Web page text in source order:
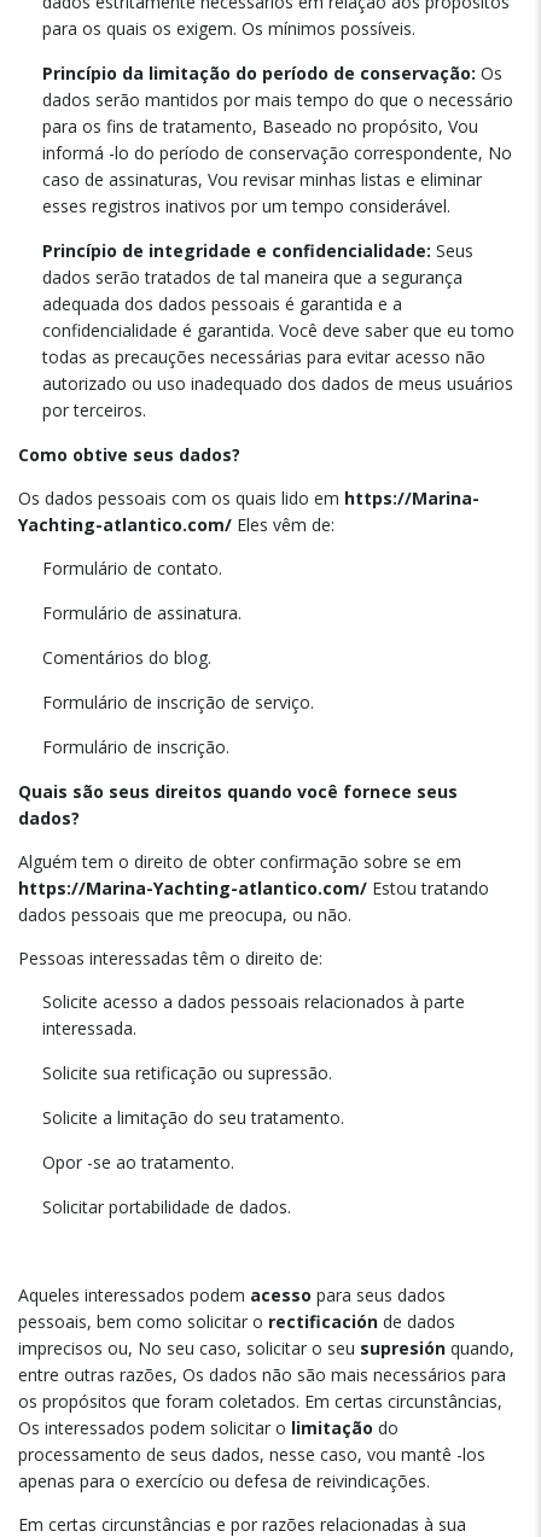
para os quais os exigem. Os mínimos possíveis.
Princípio da limitação do período de conservação: Os
dados serão mantidos por mais tempo do que o necessário
para os fins de tratamento, Baseado no propósito, Vou
informá -lo do período de conservação correspondente, No
caso de assinaturas, Vou revisar minhas listas e eliminar
esses registros inativos por um tempo considerável.
Princípio de integridade e confidencialidade: Seus
dados serão tratados de tal maneira que a segurança
adequada dos dados pessoais é garantida e a
confidencialidade é garantida. Você deve saber que eu tomo
todas as precauções necessárias para evitar acesso não
autorizado ou uso inadequado dos dados de meus usuários
por terceiros.
Como obtive seus dados?
Os dados pessoais com os quais lido em https://Marina-
Yachting-atlantico.com/ Eles vêm de:
Formulário de contato.
Formulário de assinatura.
Comentários do blog.
Formulário de inscrição de serviço.
Formulário de inscrição.
Quais são seus direitos quando você fornece seus
dados?
Alguém tem o direito de obter confirmação sobre se em
https://Marina-Yachting-atlantico.com/ Estou tratando
dados pessoais que me preocupa, ou não.
Pessoas interessadas têm o direito de:
Solicite acesso a dados pessoais relacionados à parte
interessada.
Solicite sua retificação ou supressão.
Solicite a limitação do seu tratamento.
Opor -se ao tratamento.
Solicitar portabilidade de dados.
Aqueles interessados podem acesso para seus dados
pessoais, bem como solicitar o rectificación de dados
imprecisos ou, No seu caso, solicitar o seu supresión quando,
entre outras razões, Os dados não são mais necessários para
os propósitos que foram coletados. Em certas circunstâncias,
Os interessados podem solicitar o limitação do
processamento de seus dados, nesse caso, vou mantê -los
apenas para o exercício ou defesa de reivindicações.
Em certas circunstâncias e por razões relacionadas à sua